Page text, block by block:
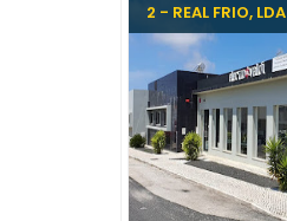
2 - REAL FRIO, LDA